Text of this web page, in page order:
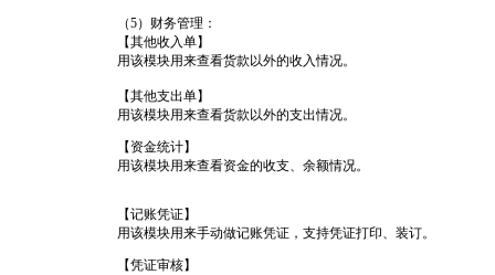
（5）财务管理：
【其他收入单】
用该模块用来查看货款以外的收入情况。
【其他支出单】
用该模块用来查看货款以外的支出情况。
【资金统计】
用该模块用来查看资金的收支、余额情况。
【记账凭证】
用该模块用来手动做记账凭证，支持凭证打印、装订。
【凭证审核】